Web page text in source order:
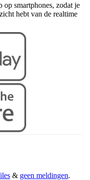
op smartphones, zodat je
hebt van de realtime
& geen meldingen.